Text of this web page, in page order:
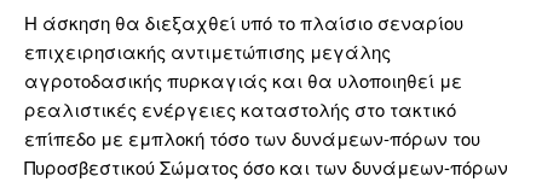
Η άσκηση θα διεξαχθεί υπό το πλαίσιο σεναρίου
επιχειρησιακής αντιμετώπισης μεγάλης
αγροτοδασικής πυρκαγιάς και θα υλοποιηθεί με
ρεαλιστικές ενέργειες καταστολής στο τακτικό
επίπεδο με εμπλοκή τόσο των δυνάμεων-πόρων του
Πυροσβεστικού Σώματος όσο και των δυνάμεων-πόρων